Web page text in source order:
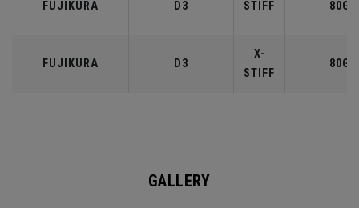
FUJIKURA D3 STIFF 80G
FUJIKURA D3
X-
STIFF
80G
GALLERY